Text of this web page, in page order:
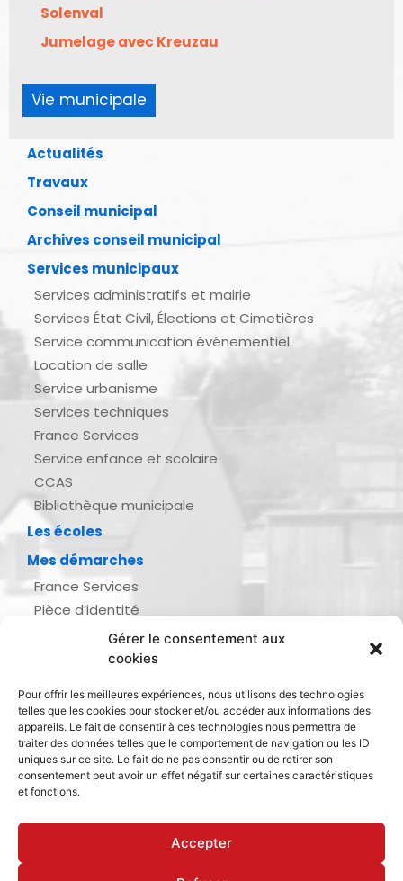
Gérer le consentement aux
cookies
Pour offrir les meilleures expériences, nous utilisons des technologies
telles que les cookies pour stocker et/ou accéder aux informations des
appareils. Le fait de consentir à ces technologies nous permettra de
traiter des données telles que le comportement de navigation ou les ID
uniques sur ce site. Le fait de ne pas consentir ou de retirer son
consentement peut avoir un effet négatif sur certaines caractéristiques
et fonctions.
Accepter
Solenval
Jumelage avec Kreuzau
Vie municipale
Actualités
Travaux
Conseil municipal
Archives conseil municipal
Services municipaux
Services administratifs et mairie
Services État Civil, Élections et Cimetières
Service communication événementiel
Location de salle
Service urbanisme
Services techniques
France Services
Service enfance et scolaire
CCAS
Bibliothèque municipale
Les écoles
Mes démarches
France Services
Pièce d’identité
Demande d’actes d’état civil
Inscription listes électorales
Recensement militaire
Le journal de ma ville
Gestion des déchets